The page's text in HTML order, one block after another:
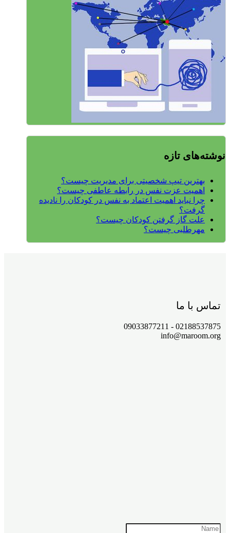
نوشته‌های تازه
بهترین تیپ شخصیتی برای مدیریت چیست؟
اهمیت عزت نفس در رابطه عاطفی چیست؟
چرا نباید اهمیت اعتماد به نفس در کودکان را نادیده
گرفت؟
علت گاز گرفتن کودکان چیست؟
مهرطلبی چیست؟
تماس با ما
02188537875 - 09033877211
info@maroom.org